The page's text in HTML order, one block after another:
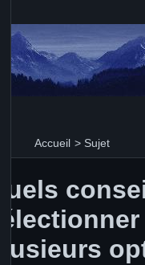
Accueil > Sujet
Quels
plusieurs